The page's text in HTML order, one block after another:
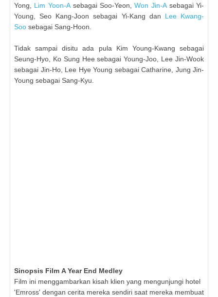
Yong, Lim Yoon-A sebagaiSoo-Yeon,Won Jin-A sebagaiYi-
Young, Seo Kang-Joonsebagai Yi-Kang dan Lee Kwang-
Soo sebagai Sang-Hoon.
Tidak sampai disitu ada pula Kim Young-Kwang sebagai
Seung-Hyo, Ko Sung Hee sebagai Young-Joo, Lee Jin-Wook
sebagai Jin-Ho, Lee Hye Young sebagai Catharine, Jung Jin-
Young sebagai Sang-Kyu.
Sinopsis Film A Year End Medley
Film ini menggambarkan kisah klien yang mengunjungi hotel
'Emross' dengan cerita mereka sendiri saat mereka membuat